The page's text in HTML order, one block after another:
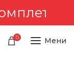
0 Мени